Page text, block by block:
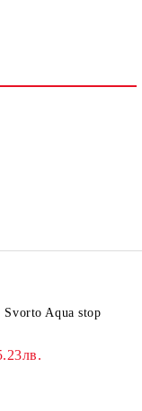
Aqua stop